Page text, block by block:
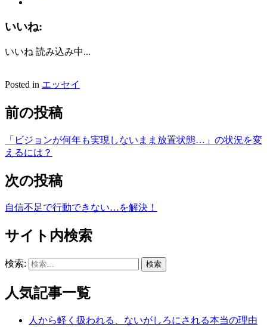
いいね:
いいね 読み込み中...
Posted in エッセイ
前の投稿
「ビジョンが何年も実現しないまま放置状態…」の状況を変
えるには？
次の投稿
自信不足で行動できない…を解決！
サイト内検索
検索:
人気記事一覧
人から軽く扱われる、ないがしろにされる本当の理由